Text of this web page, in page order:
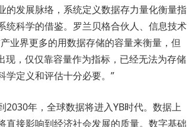
发展脉络，系统定义数据存力量化衡量指
统科学的借鉴。罗兰贝格合伙人、信息技术
业界更多的用数据存储的容量来衡量，但
，仅仅靠容量作为指标，已经无法为存储
学定义和评估十分必要。”
年，全球数据将进入YB时代。数据上
接影响到经济社会发展的质量。数字基础